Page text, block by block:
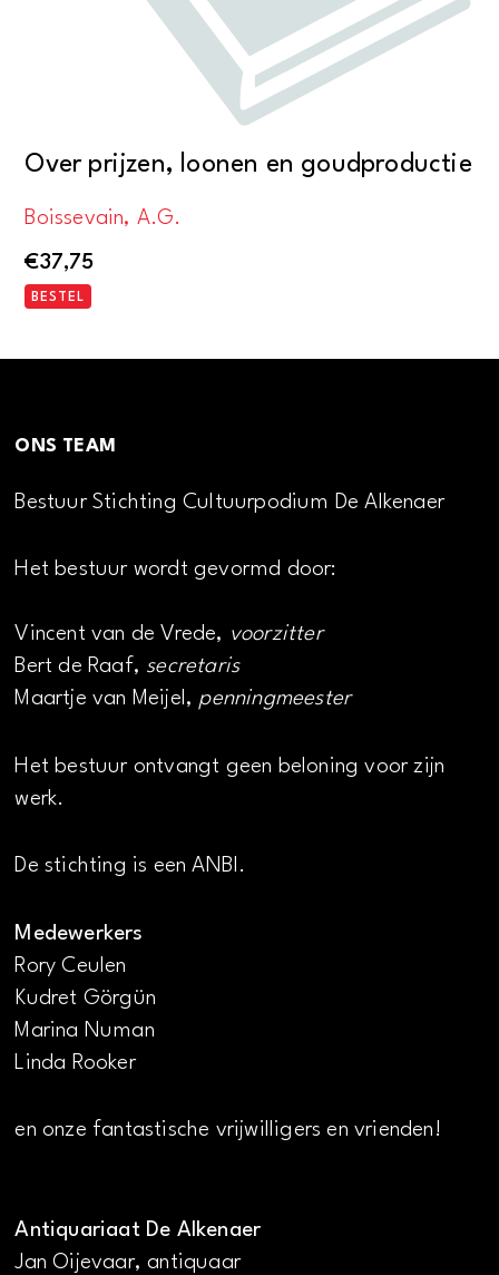
Over prijzen, loonen en goudproductie
Boissevain, A.G.
€37,75
BESTEL
ONS TEAM
Bestuur Stichting Cultuurpodium De Alkenaer
Het bestuur wordt gevormd door:
Vincent van de Vrede, voorzitter
Bert de Raaf, secretaris
Maartje van Meijel, penningmeester
Het bestuur ontvangt geen beloning voor zijn
werk.
De stichting is een ANBI.
Medewerkers
Rory Ceulen
Kudret Görgün
Marina Numan
Linda Rooker
en onze fantastische vrijwilligers en vrienden!
Antiquariaat De Alkenaer
Jan Oijevaar, antiquaar